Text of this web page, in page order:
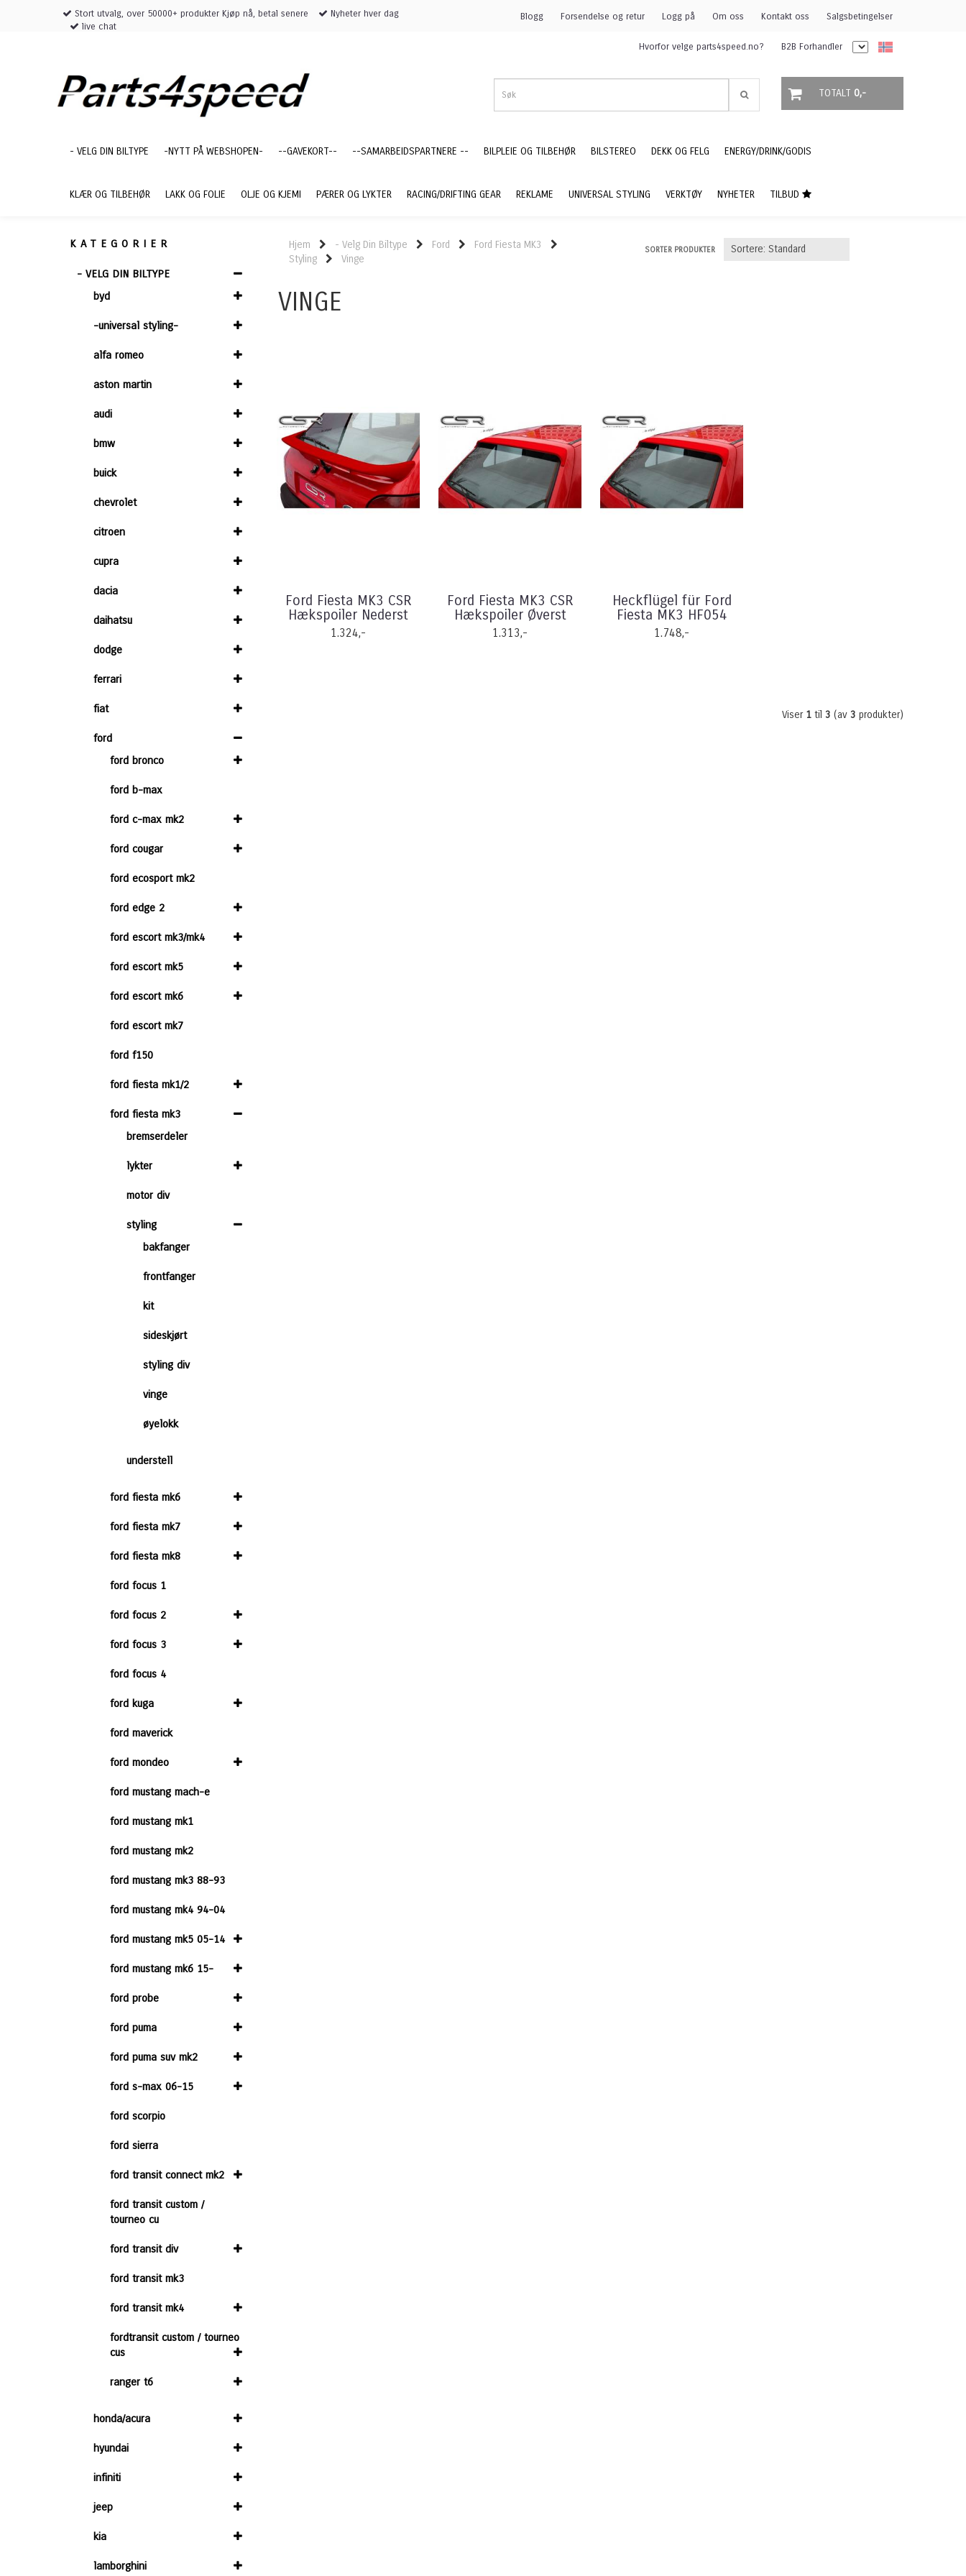
Stort utvalg, over 50000+ produkter Kjøp nå, betal senere
Nyheter hver dag
live chat
Blogg Forsendelse og retur Logg på Om oss Kontakt oss Salgsbetingelser
Hvorfor velge parts4speed.no? B2B Forhandler
TOTALT 0,-
- VELG DIN BILTYPE -NYTT PÅ WEBSHOPEN- --GAVEKORT-- --SAMARBEIDSPARTNERE -- BILPLEIE OG TILBEHØR BILSTEREO DEKK OG FELG ENERGY/DRINK/GODIS
KLÆR OG TILBEHØR LAKK OG FOLIE OLJE OG KJEMI PÆRER OG LYKTER RACING/DRIFTING GEAR REKLAME UNIVERSAL STYLING VERKTØY NYHETER TILBUD
KATEGORIER
- VELG DIN BILTYPE
byd
-universal styling-
alfa romeo
aston martin
audi
bmw
buick
chevrolet
citroen
cupra
dacia
daihatsu
dodge
ferrari
fiat
ford
ford bronco
ford b-max
ford c-max mk2
ford cougar
ford ecosport mk2
ford edge 2
ford escort mk3/mk4
ford escort mk5
ford escort mk6
ford escort mk7
ford f150
ford fiesta mk1/2
ford fiesta mk3
bremserdeler
lykter
motor div
styling
bakfanger
frontfanger
kit
sideskjørt
styling div
vinge
øyelokk
understell
ford fiesta mk6
ford fiesta mk7
ford fiesta mk8
ford focus 1
ford focus 2
ford focus 3
ford focus 4
ford kuga
ford maverick
ford mondeo
ford mustang mach-e
ford mustang mk1
ford mustang mk2
ford mustang mk3 88-93
ford mustang mk4 94-04
ford mustang mk5 05-14
ford mustang mk6 15-
ford probe
ford puma
ford puma suv mk2
ford s-max 06-15
ford scorpio
ford sierra
ford transit connect mk2
ford transit custom /
tourneo cu
ford transit div
ford transit mk3
ford transit mk4
fordtransit custom / tourneo
cus
ranger t6
honda/acura
hyundai
infiniti
jeep
kia
lamborghini
Hjem - Velg Din Biltype Ford
Ford Fiesta MK3
Styling
Vinge
SORTER PRODUKTER
VINGE
Ford Fiesta MK3 CSR
Hækspoiler Nederst
1.324,-
Ford Fiesta MK3 CSR
Hækspoiler Øverst
1.313,-
Heckflügel für Ford
Fiesta MK3 HF054
1.748,-
Viser 1 til 3 (av 3 produkter)